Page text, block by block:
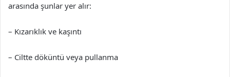
arasında şunlar yer alır:
– Kızarıklık ve kaşıntı
– Ciltte döküntü veya pullanma